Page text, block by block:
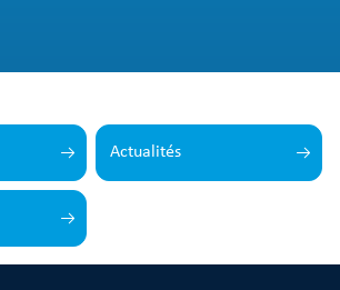
Actualités